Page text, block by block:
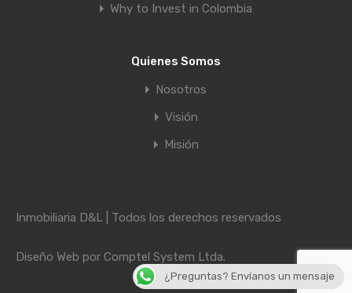
Why to Invest in Colombia
Quienes Somos
Nosotros
Visión
Misión
Inmobiliaria D&L | Todos los derechos reservados
Diseño Web por Comptel System Ltda.
¿Preguntas? Envíanos un mensaje